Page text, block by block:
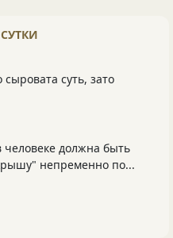
суть, зато
должна быть
непременно по...